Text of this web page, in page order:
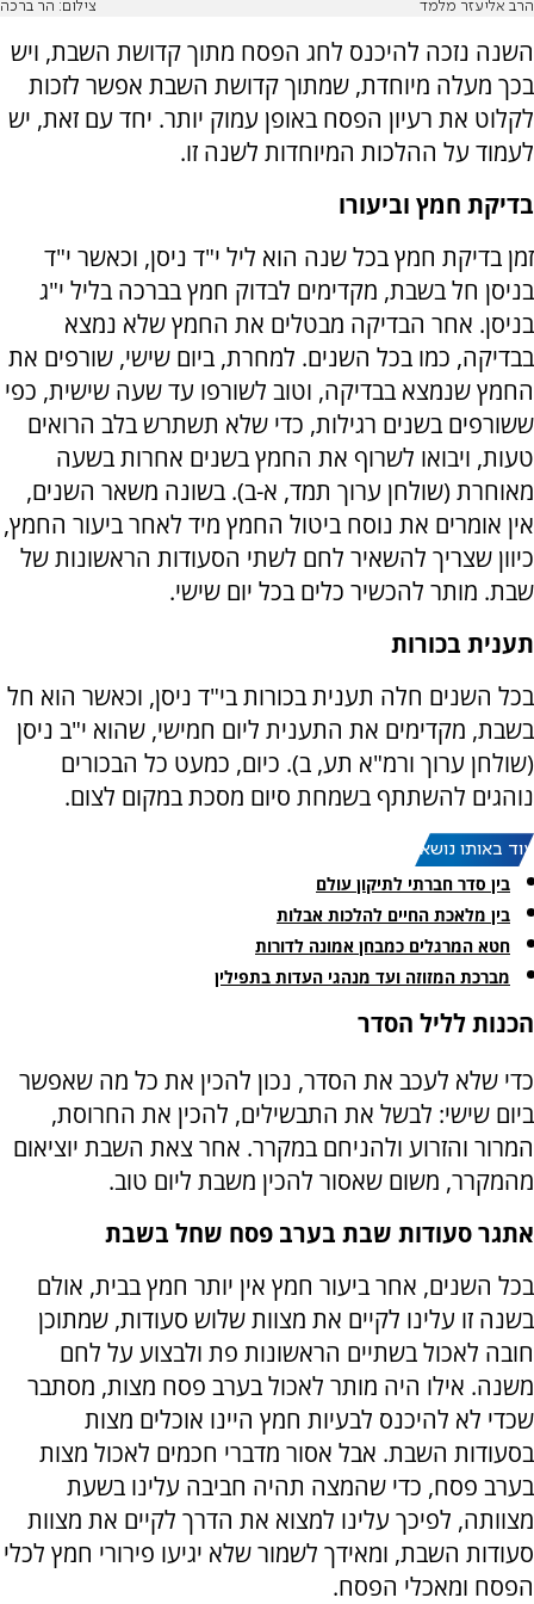
הרב אליעזר מלמד צילום: הר ברכה
השנה נזכה להיכנס לחג הפסח מתוך קדושת השבת, ויש
בכך מעלה מיוחדת, שמתוך קדושת השבת אפשר לזכות
לקלוט את רעיון הפסח באופן עמוק יותר. יחד עם זאת, יש
לעמוד על ההלכות המיוחדות לשנה זו.
בדיקת חמץ וביעורו
זמן בדיקת חמץ בכל שנה הוא ליל י"ד ניסן, וכאשר י"ד
בניסן חל בשבת, מקדימים לבדוק חמץ בברכה בליל י"ג
בניסן. אחר הבדיקה מבטלים את החמץ שלא נמצא
בבדיקה, כמו בכל השנים. למחרת, ביום שישי, שורפים את
החמץ שנמצא בבדיקה, וטוב לשורפו עד שעה שישית, כפי
ששורפים בשנים רגילות, כדי שלא תשתרש בלב הרואים
טעות, ויבואו לשרוף את החמץ בשנים אחרות בשעה
מאוחרת (שולחן ערוך תמד, א-ב). בשונה משאר השנים,
אין אומרים את נוסח ביטול החמץ מיד לאחר ביעור החמץ,
כיוון שצריך להשאיר לחם לשתי הסעודות הראשונות של
שבת. מותר להכשיר כלים בכל יום שישי.
תענית בכורות
בכל השנים חלה תענית בכורות בי"ד ניסן, וכאשר הוא חל
בשבת, מקדימים את התענית ליום חמישי, שהוא י"ב ניסן
(שולחן ערוך ורמ"א תע, ב). כיום, כמעט כל הבכורים
נוהגים להשתתף בשמחת סיום מסכת במקום לצום.
עוד באותו נושא:
בין סדר חברתי לתיקון עולם
בין מלאכת החיים להלכות אבלות
חטא המרגלים כמבחן אמונה לדורות
מברכת המזוזה ועד מנהגי העדות בתפילין
הכנות לליל הסדר
כדי שלא לעכב את הסדר, נכון להכין את כל מה שאפשר
ביום שישי: לבשל את התבשילים, להכין את החרוסת,
המרור והזרוע ולהניחם במקרר. אחר צאת השבת יוציאום
מהמקרר, משום שאסור להכין משבת ליום טוב.
אתגר סעודות שבת בערב פסח שחל בשבת
בכל השנים, אחר ביעור חמץ אין יותר חמץ בבית, אולם
בשנה זו עלינו לקיים את מצוות שלוש סעודות, שמתוכן
חובה לאכול בשתיים הראשונות פת ולבצוע על לחם
משנה. אילו היה מותר לאכול בערב פסח מצות, מסתבר
שכדי לא להיכנס לבעיות חמץ היינו אוכלים מצות
בסעודות השבת. אבל אסור מדברי חכמים לאכול מצות
בערב פסח, כדי שהמצה תהיה חביבה עלינו בשעת
מצוותה, לפיכך עלינו למצוא את הדרך לקיים את מצוות
סעודות השבת, ומאידך לשמור שלא יגיעו פירורי חמץ לכלי
הפסח ומאכלי הפסח.